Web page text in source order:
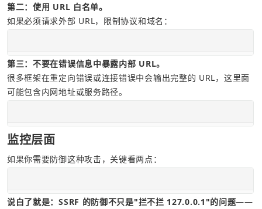
第二：使用 URL 白名单。
如果必须请求外部 URL，限制协议和域名：
第三：不要在错误信息中暴露内部 URL。
很多框架在重定向错误或连接错误中会输出完整的 URL，这里面
可能包含内网地址或服务路径。
监控层面
如果你需要防御这种攻击，关键看两点：
说白了就是：SSRF 的防御不只是"拦不拦 127.0.0.1"的问题——